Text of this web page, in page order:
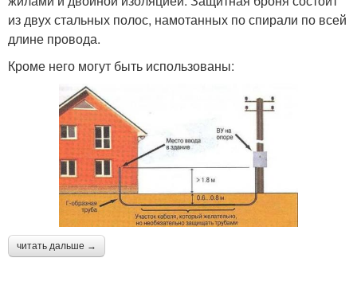
из двух стальных полос, намотанных по спирали по всей
длине провода.
Кроме него могут быть использованы:
читать дальше →